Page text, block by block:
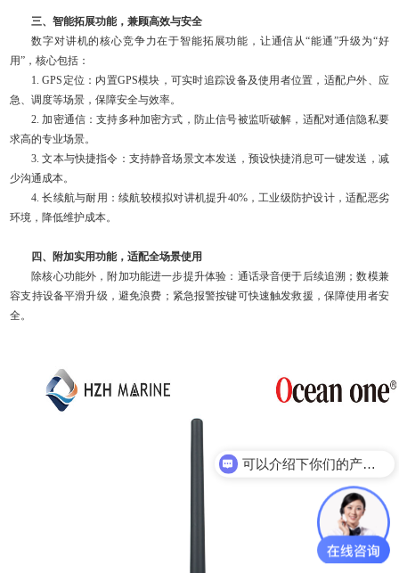
三、智能拓展功能，兼顾高效与安全
数字对讲机的核心竞争力在于智能拓展功能，让通信从“能通”升级为“好
用”，核心包括：
1. GPS定位：内置GPS模块，可实时追踪设备及使用者位置，适配户外、应
急、调度等场景，保障安全与效率。
2. 加密通信：支持多种加密方式，防止信号被监听破解，适配对通信隐私要
求高的专业场景。
3. 文本与快捷指令：支持静音场景文本发送，预设快捷消息可一键发送，减
少沟通成本。
4. 长续航与耐用：续航较模拟对讲机提升40%，工业级防护设计，适配恶劣
环境，降低维护成本。
四、附加实用功能，适配全场景使用
除核心功能外，附加功能进一步提升体验：通话录音便于后续追溯；数模兼
容支持设备平滑升级，避免浪费；紧急报警按键可快速触发救援，保障使用者安
全。
可以介绍下你们的产品么？